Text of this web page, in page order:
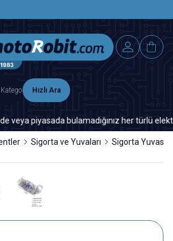
Hızlı Ara
piyasada bulamadığınız her türlü
Sigorta ve Yuvaları Sigorta Yuvası